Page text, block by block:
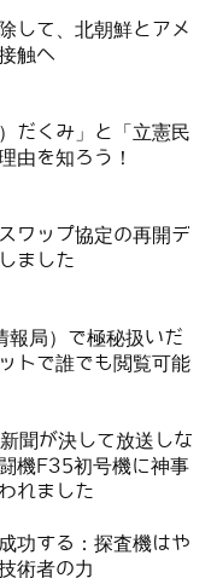
して、北朝鮮とアメ
触へ
だくみ」と「立憲民
由を知ろう！
ワップ協定の再開デ
ました
報局）で極秘扱いだ
トで誰でも閲覧可能
聞が決して放送しな
機F35初号機に神事
れました
功する：探査機はや
術者の力